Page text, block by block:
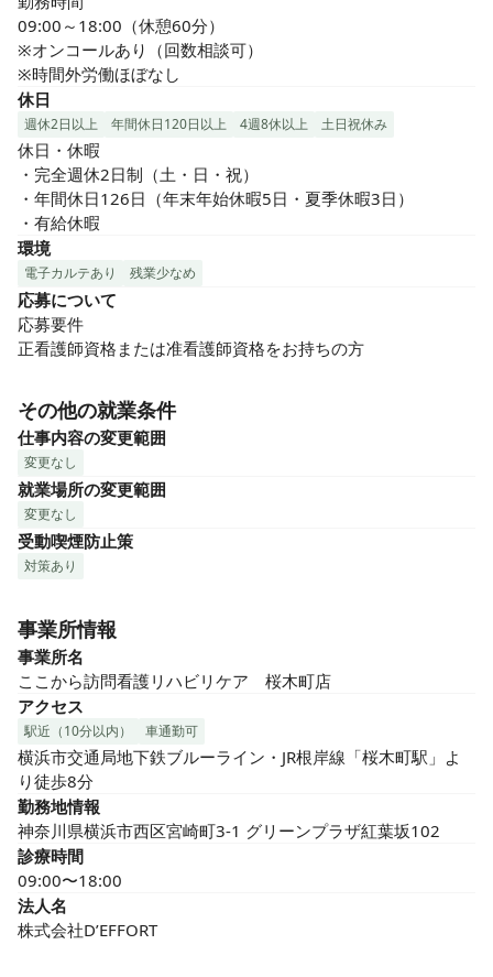
09:00～18:00（休憩60分）
※オンコールあり（回数相談可）
※時間外労働ほぼなし
休日
週休2日以上 年間休日120日以上 4週8休以上 土日祝休み
休日・休暇
・完全週休2日制（土・日・祝）
・年間休日126日（年末年始休暇5日・夏季休暇3日）
・有給休暇
環境
電子カルテあり 残業少なめ
応募について
応募要件
正看護師資格または准看護師資格をお持ちの方
その他の就業条件
仕事内容の変更範囲
変更なし
就業場所の変更範囲
変更なし
受動喫煙防止策
対策あり
事業所情報
事業所名
ここから訪問看護リハビリケア　桜木町店
アクセス
駅近（10分以内） 車通勤可
横浜市交通局地下鉄ブルーライン・JR根岸線「桜木町駅」よ
り徒歩8分
勤務地情報
神奈川県横浜市西区宮崎町3-1 グリーンプラザ紅葉坂102
診療時間
09:00〜18:00
法人名
株式会社D’EFFORT